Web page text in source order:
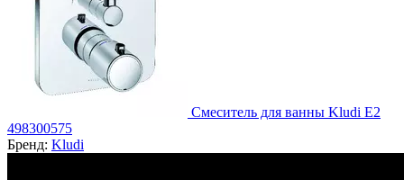
Смеситель для ванны Kludi E2
498300575
Бренд: Kludi